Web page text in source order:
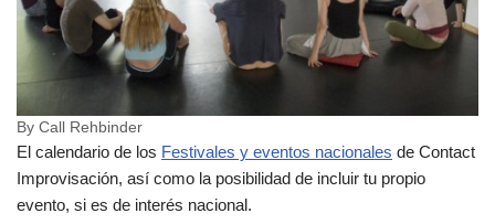
By Call Rehbinder
El calendario de los Festivales y eventos nacionales de Contact
Improvisación, así como la posibilidad de incluir tu propio
evento, si es de interés nacional.